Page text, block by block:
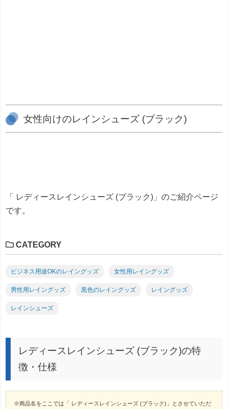
女性向けのレインシューズ (ブラック)
「 レディースレインシューズ (ブラック)」のご紹介ページ
です。
CATEGORY
ビジネス用途OKのレイングッズ 女性用レイングッズ
男性用レイングッズ 黒色のレイングッズ レイングッズ
レインシューズ
レディースレインシューズ (ブラック)の特
徴・仕様
※商品名をここでは「 レディースレインシューズ (ブラック)」とさせていただ